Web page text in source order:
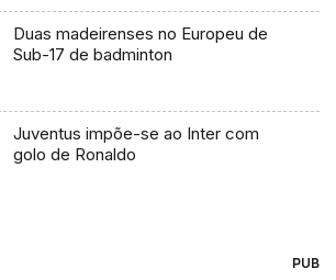
Duas madeirenses no Europeu de
Sub-17 de badminton
Juventus impõe-se ao Inter com
golo de Ronaldo
PUB